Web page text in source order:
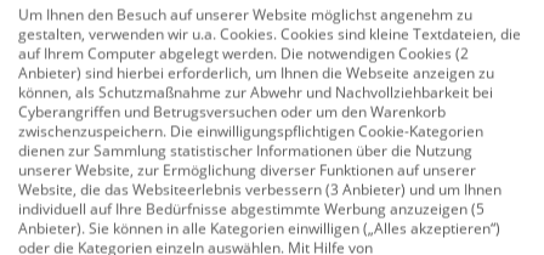
Markenqualität für sichere und nachhaltige
Verarbeitung. Infos zur Anwendung: Das
Mischungsverhältnis Harz : Härter beträgt 100 : 35
nach Gewicht. Die Verarbeitungszeit (Topfzeit) beträgt
bis zu 4 Stunden. Das mehrfache Portionieren in
Teilgebinde sowie das Einmischen von Farben und
Füllstoffen ist innerhalb dieser Zeit problemlos
möglich. Selbst bei großen Anwendungen und
Projekten niviliert und entlüftet das Epoxidharzsystem
Um Ihnen den Besuch auf unserer Website möglichst angenehm zu
gestalten, verwenden wir u.a. Cookies. Cookies sind kleine Textdateien, die
auf Ihrem Computer abgelegt werden. Die notwendigen Cookies (2
Anbieter) sind hierbei erforderlich, um Ihnen die Webseite anzeigen zu
können, als Schutzmaßnahme zur Abwehr und Nachvollziehbarkeit bei
Cyberangriffen und Betrugsversuchen oder um den Warenkorb
zwischenzuspeichern. Die einwilligungspflichtigen Cookie-Kategorien
dienen zur Sammlung statistischer Informationen über die Nutzung
unserer Website, zur Ermöglichung diverser Funktionen auf unserer
Website, die das Websiteerlebnis verbessern (3 Anbieter) und um Ihnen
individuell auf Ihre Bedürfnisse abgestimmte Werbung anzuzeigen (5
Anbieter). Sie können in alle Kategorien einwilligen („Alles akzeptieren“)
oder die Kategorien einzeln auswählen. Mit Hilfe von